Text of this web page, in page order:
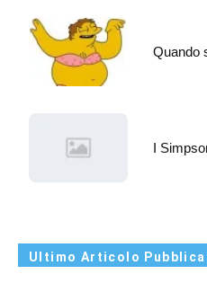
Quando
I
Ultimo Articolo